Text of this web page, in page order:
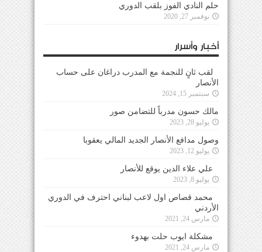
حلم النادي الفوز بلقب الدوري
نوفمبر 27, 2020
أخبار وأسرار
لقب ثانٍ للنجمة مع المدرب دراغان على حساب
الأنصار
سبتمبر 15, 2024
مالك حسون مدرباً للتضامن صور
يوليو 28, 2023
وصول مدافع الأنصار الجديد المالي يعقوبا
يوليو 12, 2023
علي علاء الدين يوقع للأنصار
يوليو 8, 2023
محمد قصاص اول لاعب لبناني احترف في الدوري
الأردني
مارس 24, 2021
مشكلة ايوب حلت بهدوء
مارس 24, 2021